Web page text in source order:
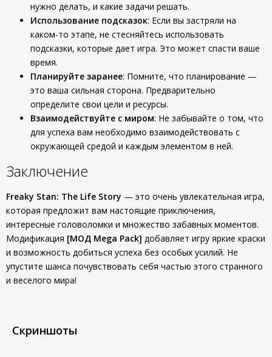
нужно делать, и какие задачи решать.
Использование подсказок: Если вы застряли на
каком-то этапе, не стесняйтесь использовать
подсказки, которые дает игра. Это может спасти ваше
время.
Планируйте заранее: Помните, что планирование —
это ваша сильная сторона. Предварительно
определите свои цели и ресурсы.
Взаимодействуйте с миром: Не забывайте о том, что
для успеха вам необходимо взаимодействовать с
окружающей средой и каждым элементом в ней.
Заключение
Freaky Stan: The Life Story — это очень увлекательная игра,
которая предложит вам настоящие приключения,
интересные головоломки и множество забавных моментов.
Модификация [МОД Mega Pack] добавляет игру яркие краски
и возможность добиться успеха без особых усилий. Не
упустите шанса почувствовать себя частью этого странного
и веселого мира!
Скриншоты